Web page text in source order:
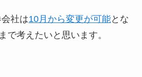
社は10月から変更が可能とな
で考えたいと思います。